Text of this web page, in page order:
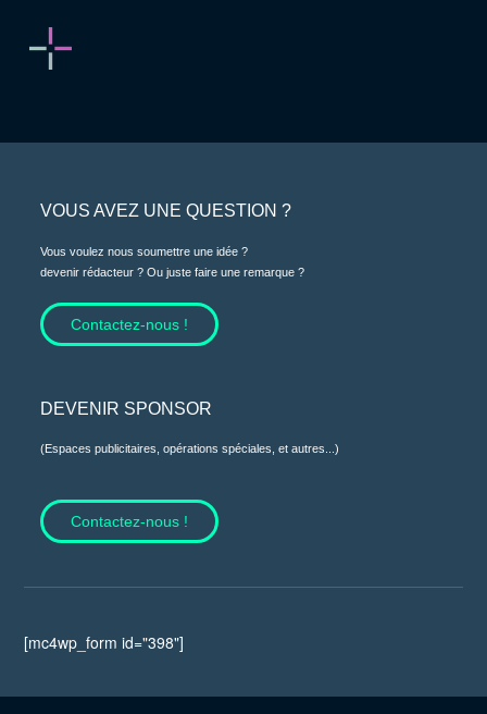
VOUS AVEZ UNE QUESTION ?
Vous voulez nous soumettre une idée ?
devenir rédacteur ? Ou juste faire une remarque ?
Contactez-nous !
DEVENIR SPONSOR
(Espaces publicitaires, opérations spéciales, et autres...)
Contactez-nous !
[mc4wp_form id="398"]